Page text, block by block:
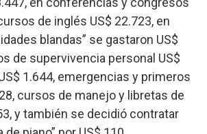
de inglés US$ 22.723, en
blandas” se gastaron US$
de supervivencia personal US$
1.644, emergencias y primeros
cursos de manejo y libretas de
y también se decidió contratar